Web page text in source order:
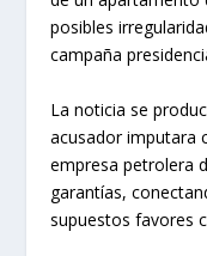
posibles
campaña
La noticia se
acusador imputara
empresa petrolera
garantías,
supuestos favores